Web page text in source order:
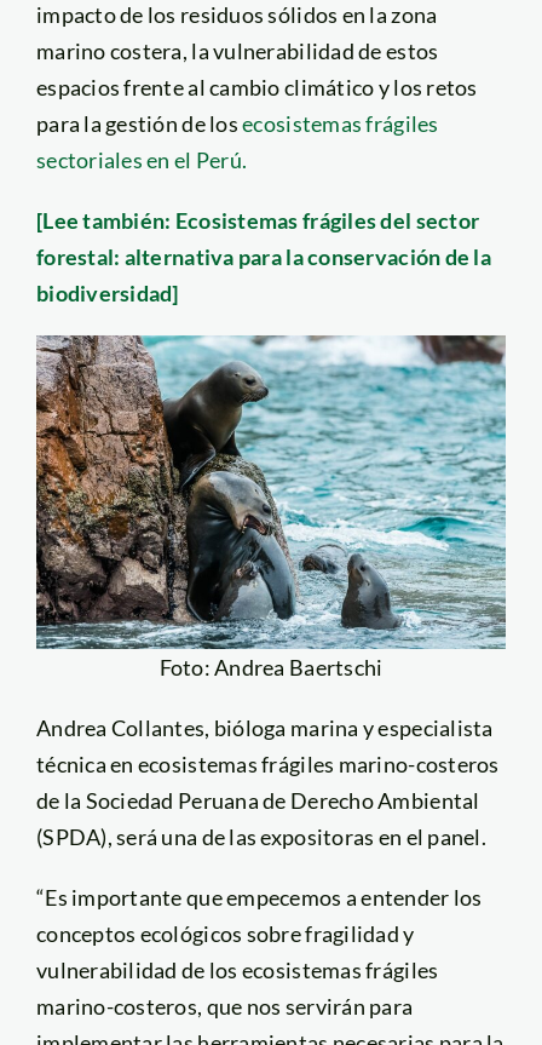
impacto de los residuos sólidos en la zona
marino costera, la vulnerabilidad de estos
espacios frente al cambio climático y los retos
para la gestión de losecosistemas frágiles
sectoriales en el Perú.
[Lee también: Ecosistemas frágiles del sector
forestal: alternativa para la conservación de la
biodiversidad]
Foto: Andrea Baertschi
Andrea Collantes, bióloga marina y especialista
técnica en ecosistemas frágiles marino-costeros
de la Sociedad Peruana de Derecho Ambiental
(SPDA), será una de las expositoras en el panel.
“Es importante que empecemos a entender los
conceptos ecológicos sobre fragilidad y
vulnerabilidad de los ecosistemas frágiles
marino-costeros, que nos servirán para